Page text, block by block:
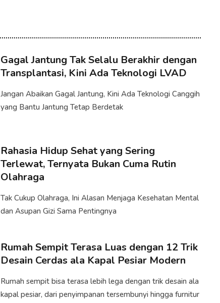
Gagal Jantung Tak Selalu Berakhir dengan
Transplantasi, Kini Ada Teknologi LVAD
Jangan Abaikan Gagal Jantung, Kini Ada Teknologi Canggih
yang Bantu Jantung Tetap Berdetak
Rahasia Hidup Sehat yang Sering
Terlewat, Ternyata Bukan Cuma Rutin
Olahraga
Tak Cukup Olahraga, Ini Alasan Menjaga Kesehatan Mental
dan Asupan Gizi Sama Pentingnya
Rumah Sempit Terasa Luas dengan 12 Trik
Desain Cerdas ala Kapal Pesiar Modern
Rumah sempit bisa terasa lebih lega dengan trik desain ala
kapal pesiar, dari penyimpanan tersembunyi hingga furnitur